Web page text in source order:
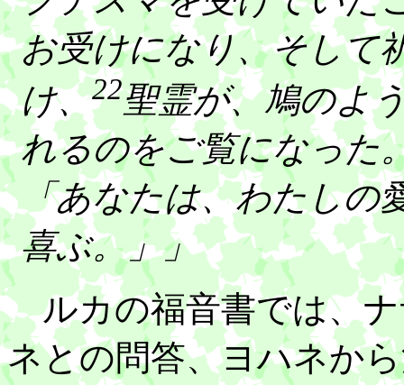
お受けになり、そして
け、22聖霊が、鳩のよ
れるのをご覧になった
「あなたは、わたし
喜ぶ。」」
ルカの福音書では、ナ
ネとの問答、ヨハネか